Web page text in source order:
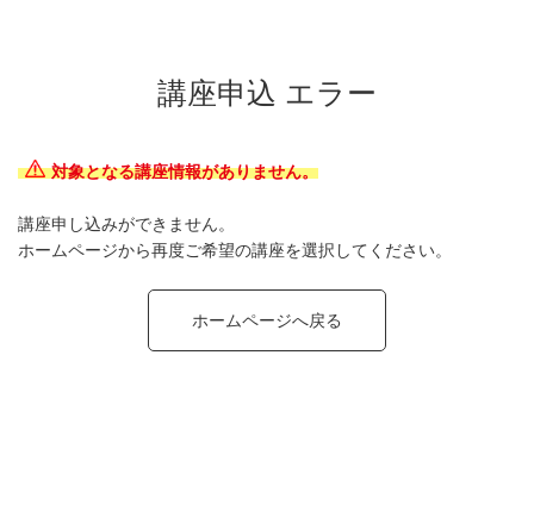
講座申込 エラー
対象となる講座情報がありません。
講座申し込みができません。
ホームページから再度ご希望の講座を選択してください。
ホームページへ戻る